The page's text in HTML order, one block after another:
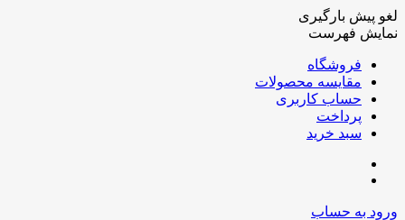
لغو پیش بارگیری
نمایش فهرست
فروشگاه
مقایسه محصولات
حساب کاربری
پرداخت
سبد خرید
ورود به حساب